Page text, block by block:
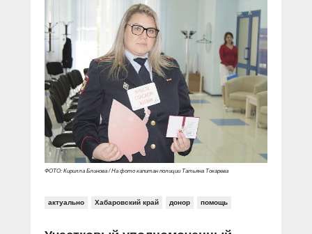
ФОТО: Кирилла Блинова / На фото капитан полиции Татьяна Токарева
актуально Хабаровский край донор помощь